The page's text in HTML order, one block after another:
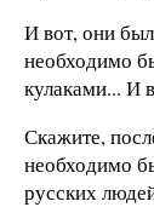
И вот, они
необходимо
кулаками... И
Скажите,
необходимо
русских